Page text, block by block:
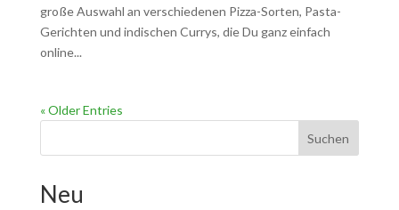
große Auswahl an verschiedenen Pizza-Sorten, Pasta-
Gerichten und indischen Currys, die Du ganz einfach
online...
« Older Entries
Suchen
Neu